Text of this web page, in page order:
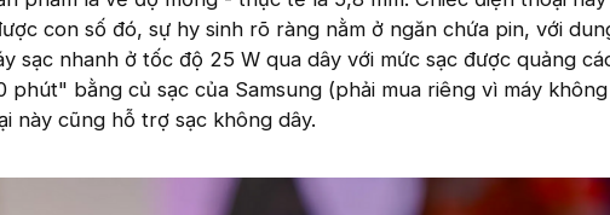
con số đó, sự hy sinh rõ ràng nằm ở ngăn chứa pin, với
sạc nhanh ở tốc độ 25 W qua dây với mức sạc được quảng
phút" bằng củ sạc của Samsung (phải mua riêng vì máy
này cũng hỗ trợ sạc không dây.